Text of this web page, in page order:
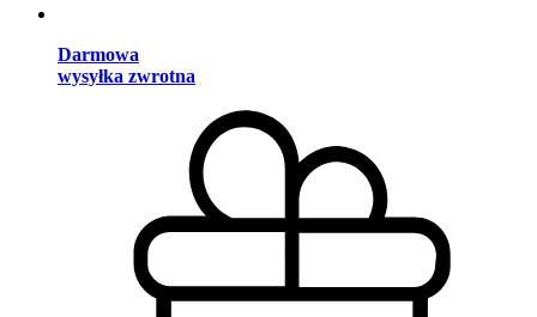
Darmowa
wysyłka zwrotna